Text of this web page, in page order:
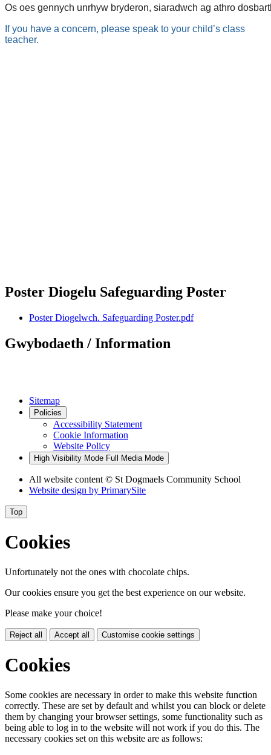
Os oes gennych unrhyw bryderon, siaradwch ag athro
If you have a concern, please speak to your child’s class
teacher.
Poster Diogelu Safeguarding Poster
Poster Diogelwch. Safeguarding Poster.pdf
Gwybodaeth / Information
Sitemap
Policies
Accessibility Statement
Cookie Information
Website Policy
High Visibility Mode Full Media Mode
All website content © St Dogmaels Community School
Website design by PrimarySite
Top
Cookies
Unfortunately not the ones with chocolate chips.
Our cookies ensure you get the best experience on our website.
Please make your choice!
Reject all Accept all Customise cookie settings
Cookies
Some cookies are necessary in order to make this website function
correctly. These are set by default and whilst you can block or delete
them by changing your browser settings, some functionality such as
being able to log in to the website will not work if you do this. The
necessary cookies set on this website are as follows: